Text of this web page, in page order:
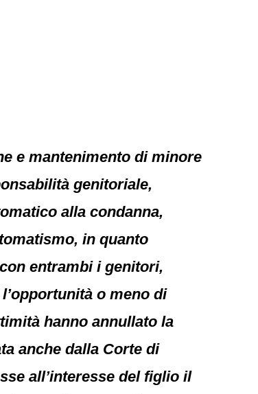
e mantenimento di minore
genitoriale,
alla condanna,
in quanto
entrambi i genitori,
o meno di
hanno annullato la
anche dalla Corte di
all’interesse del figlio il